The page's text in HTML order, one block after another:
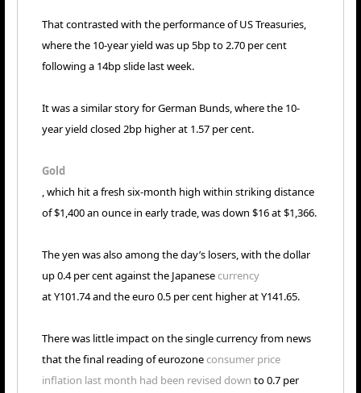
That contrasted with the performance of US Treasuries,
where the 10-year yield was up 5bp to 2.70 per cent
following a 14bp slide last week.
It was a similar story for German Bunds, where the 10-
year yield closed 2bp higher at 1.57 per cent.
Gold
, which hit a fresh six-month high within striking distance
of $1,400 an ounce in early trade, was down $16 at $1,366.
The yen was also among the day’s losers, with the dollar
up 0.4 per cent against the Japanesecurrency
at Y101.74 and the euro 0.5 per cent higher at Y141.65.
There was little impact on the single currency from news
that the final reading of eurozoneconsumer price
inflation last month had been revised down to 0.7 per